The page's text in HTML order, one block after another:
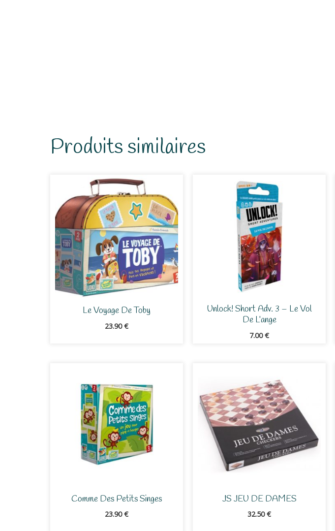
Produits similaires
Le Voyage De Toby
23.90€
Unlock! Short Adv. 3 – Le Vol
De L’ange
7.00€
Comme Des Petits Singes
23.90€
JS JEU DE DAMES
32.50€